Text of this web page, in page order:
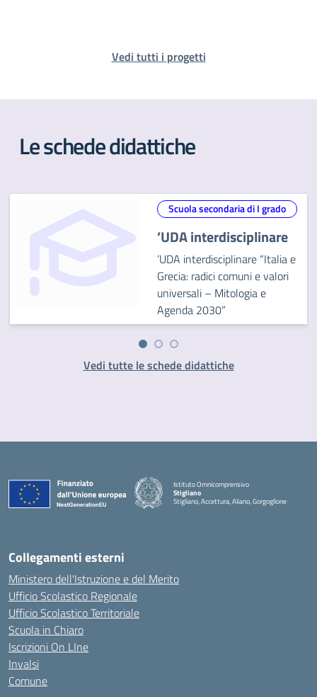
Vedi tutti i progetti
Le schede didattiche
Scuola secondaria di I grado
’UDA interdisciplinare
’UDA interdisciplinare “Italia e
Grecia: radici comuni e valori
universali – Mitologia e
Agenda 2030”
Vedi tutte le schede didattiche
Istituto Omnicomprensivo
Stigliano
Stigliano, Accettura, Aliano, Gorgoglione
Collegamenti esterni
Ministero dell'Istruzione e del Merito
Ufficio Scolastico Regionale
Ufficio Scolastico Territoriale
Scuola in Chiaro
Iscrizioni On LIne
Invalsi
Comune